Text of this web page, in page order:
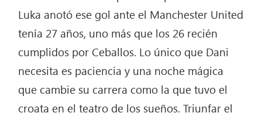
Luka anotó ese gol ante el Manchester United
tenía 27 años, uno más que los 26 recién
cumplidos por Ceballos. Lo único que Dani
necesita es paciencia y una noche mágica
que cambie su carrera como la que tuvo el
croata en el teatro de los sueños. Triunfar el